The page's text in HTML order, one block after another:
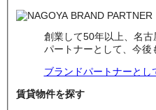
創業して50年以上、名
パートナーとして、今後
ブランドパートナーとし
賃貸物件を探す